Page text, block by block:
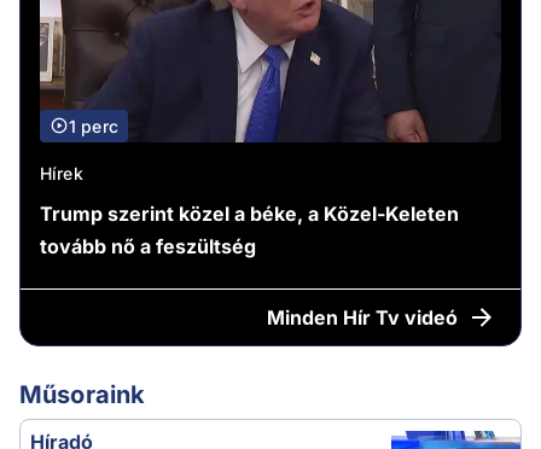
1 perc
Hírek
Trump szerint közel a béke, a Közel-Keleten
tovább nő a feszültség
Minden Hír Tv videó
Műsoraink
Híradó